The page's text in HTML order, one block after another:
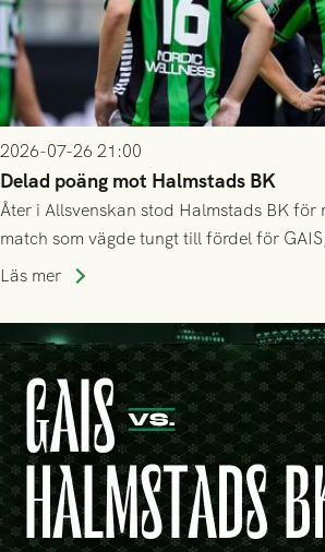
2026-07-26 21:00
Delad poäng mot Halmstads BK
Åter i Allsvenskan stod Halmstads BK för
match som vägde tungt till fördel för
delades efter dramatik på tilläggstid.
Läs mer